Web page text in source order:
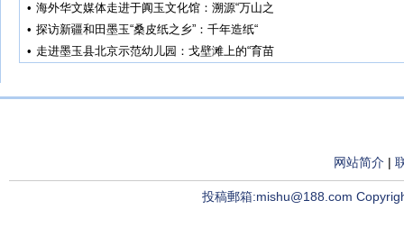
• 海外华文媒体走进于阗玉文化馆：溯源“万山之
• 探访新疆和田墨玉“桑皮纸之乡”：千年造纸“
• 走进墨玉县北京示范幼儿园：戈壁滩上的“育苗
网站简介 |
投稿郵箱:mishu@188.com